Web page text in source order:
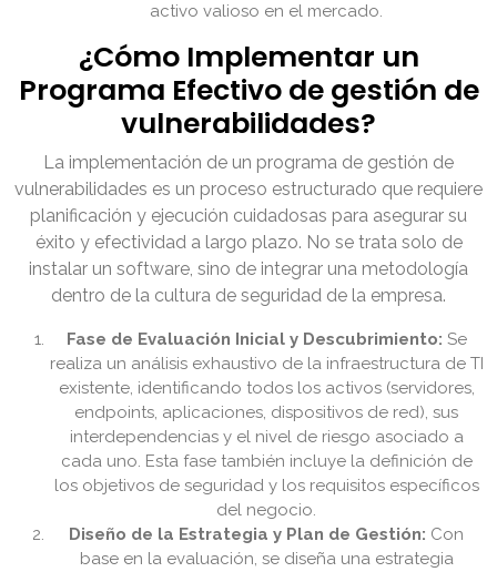
activo valioso en el mercado.
¿Cómo Implementar un
Programa Efectivo de gestión de
vulnerabilidades?
La implementación de un programa de gestión de
vulnerabilidades es un proceso estructurado que requiere
planificación y ejecución cuidadosas para asegurar su
éxito y efectividad a largo plazo. No se trata solo de
instalar un software, sino de integrar una metodología
dentro de la cultura de seguridad de la empresa.
Fase de Evaluación Inicial y Descubrimiento: Se
realiza un análisis exhaustivo de la infraestructura de TI
existente, identificando todos los activos (servidores,
endpoints, aplicaciones, dispositivos de red), sus
interdependencias y el nivel de riesgo asociado a
cada uno. Esta fase también incluye la definición de
los objetivos de seguridad y los requisitos específicos
del negocio.
Diseño de la Estrategia y Plan de Gestión: Con
base en la evaluación, se diseña una estrategia